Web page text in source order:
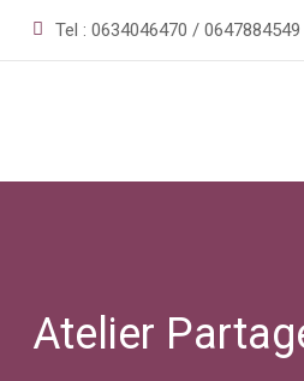
Tel : 0634046470 / 0647884549
Atelier